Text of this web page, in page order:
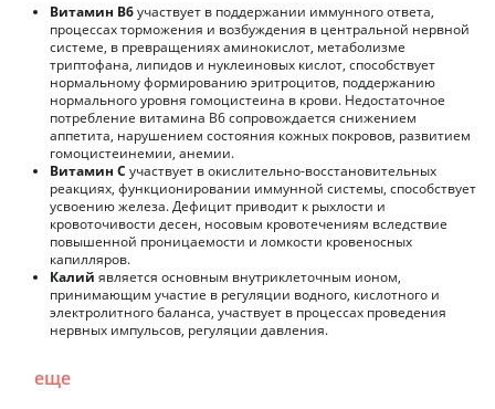
Витамин В6участвует в поддержании иммунного ответа,
процессах торможения и возбуждения в центральной нервной
системе, в превращениях аминокислот, метаболизме
триптофана, липидов и нуклеиновых кислот, способствует
нормальному формированию эритроцитов, поддержанию
нормального уровня гомоцистеина в крови. Недостаточное
потребление витамина В6 сопровождается снижением
аппетита, нарушением состояния кожных покровов, развитием
гомоцистеинемии, анемии.
Витамин С участвует в окислительно-восстановительных
реакциях, функционировании иммунной системы, способствует
усвоению железа. Дефицит приводит к рыхлости и
кровоточивости десен, носовым кровотечениям вследствие
повышенной проницаемости и ломкости кровеносных
капилляров.
Калий является основным внутриклеточным ионом,
принимающим участие в регуляции водного, кислотного и
электролитного баланса, участвует в процессах проведения
нервных импульсов, регуляции давления.
еще